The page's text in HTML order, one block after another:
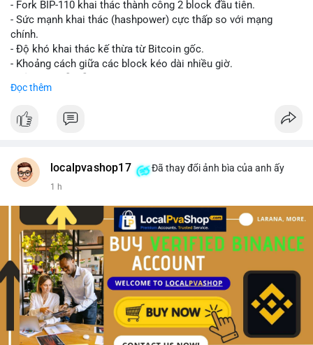
- Fork BIP-110 khai thác thành công 2 block đầu tiên.
- Sức mạnh khai thác (hashpower) cực thấp so với mạng
chính.
- Độ khó khai thác kế thừa từ Bitcoin gốc.
- Khoảng cách giữa các block kéo dài nhiều giờ.
#vlikevn #titanbot
Đọc thêm
localpvashop17 Đã thay đổi ảnh bìa của anh ấy
1 h